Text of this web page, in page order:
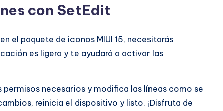
con SetEdit
el paquete de iconos MIUI 15, necesitarás
es ligera y te ayudará a activar las
permisos necesarios y modifica las líneas como se
reinicia el dispositivo y listo. ¡Disfruta de